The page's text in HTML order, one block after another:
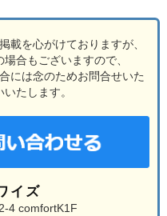
載を心がけておりますが、
合もございますので、
には念のためお問合せいた
たします。
イズ
4 comfortK1F